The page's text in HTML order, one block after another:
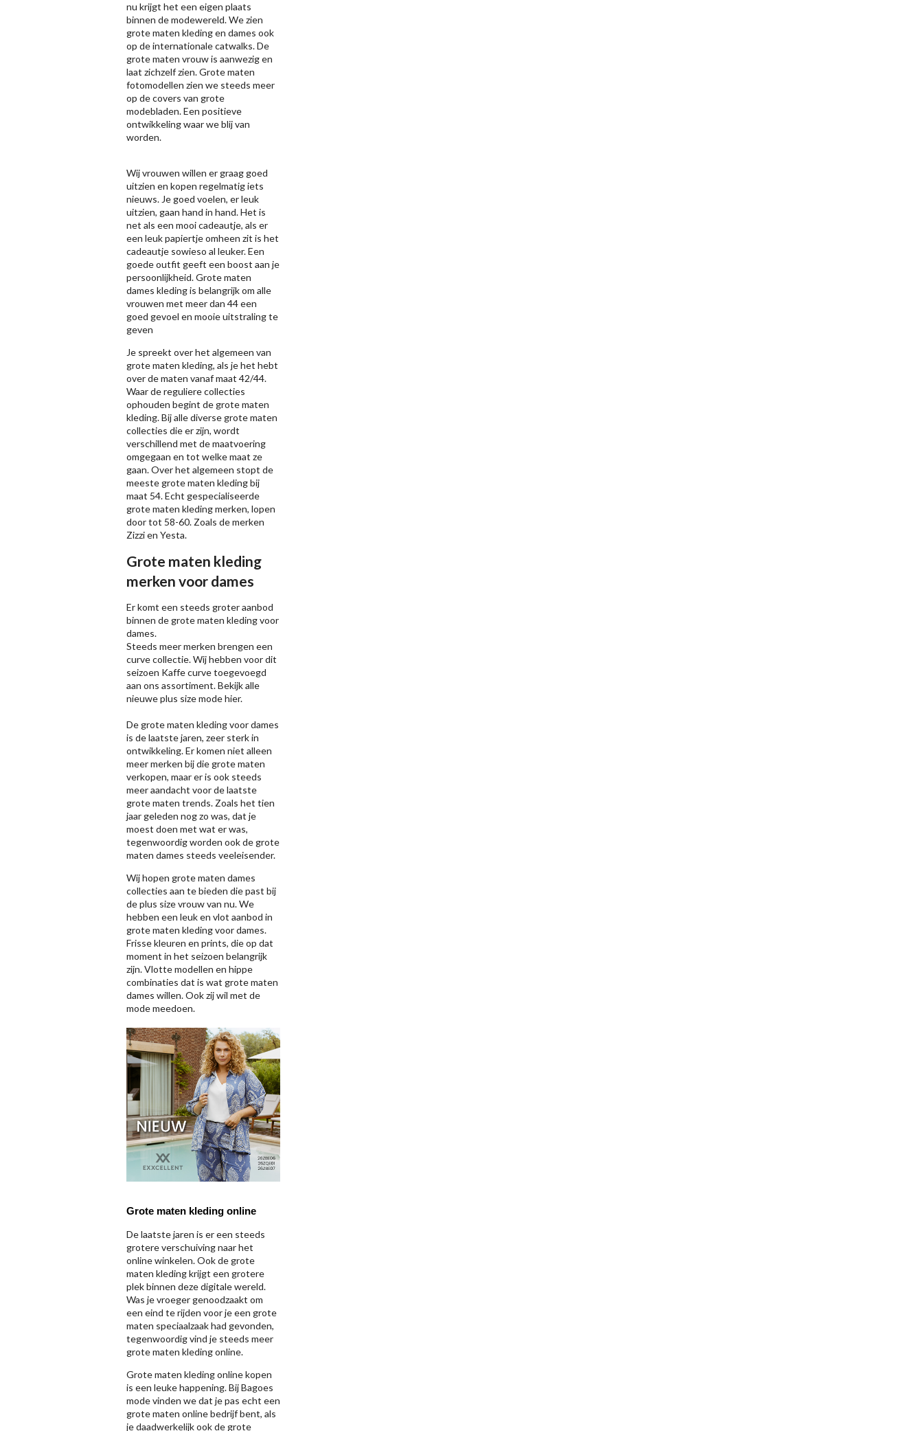
nu krijgt het een eigen plaats
binnen de modewereld. We zien
grote maten kleding en dames ook
op de internationale catwalks. De
grote maten vrouw is aanwezig en
laat zichzelf zien. Grote maten
fotomodellen zien we steeds meer
op de covers van grote
modebladen. Een positieve
ontwikkeling waar we blij van
worden.
Wij vrouwen willen er graag goed
uitzien en kopen regelmatig iets
nieuws. Je goed voelen, er leuk
uitzien, gaan hand in hand. Het is
net als een mooi cadeautje, als er
een leuk papiertje omheen zit is het
cadeautje sowieso al leuker. Een
goede outfit geeft een boost aan je
persoonlijkheid. Grote maten
dames kleding is belangrijk om alle
vrouwen met meer dan 44 een
goed gevoel en mooie uitstraling te
geven
Je spreekt over het algemeen van
grote maten kleding, als je het hebt
over de maten vanaf maat 42/44.
Waar de reguliere collecties
ophouden begint de grote maten
kleding. Bij alle diverse grote maten
collecties die er zijn, wordt
verschillend met de maatvoering
omgegaan en tot welke maat ze
gaan. Over het algemeen stopt de
meeste grote maten kleding bij
maat 54. Echt gespecialiseerde
grote maten kleding merken, lopen
door tot 58-60. Zoals de merken
Zizzien Yesta.
Grote maten kleding
merken voor dames
Er komt een steeds groter aanbod
binnen de grote maten kleding voor
dames.
Steeds meer merken brengen een
curve collectie. Wij hebben voor dit
seizoen Kaffecurve toegevoegd
aan ons assortiment. Bekijk alle
nieuweplus size modehier.
De grote maten kleding voor dames
is de laatste jaren, zeer sterk in
ontwikkeling. Er komen niet alleen
meer merken bij die grote maten
verkopen, maar er is ook steeds
meer aandacht voor de laatste
grote maten trends. Zoals het tien
jaar geleden nog zo was, dat je
moest doen met wat er was,
tegenwoordig worden ook de grote
maten dames steeds veeleisender.
Wij hopen grote maten dames
collecties aan te bieden die past bij
de plus size vrouw van nu. We
hebben een leuk en vlot aanbod in
grote maten kleding voor dames.
Frisse kleuren en prints, die op dat
moment in het seizoen belangrijk
zijn. Vlotte modellen en hippe
combinaties dat is wat grote maten
dames willen. Ook zij wil met de
mode meedoen.
Grote maten kleding online
De laatste jaren is er een steeds
grotere verschuiving naar het
online winkelen. Ook de grote
maten kleding krijgt een grotere
plek binnen deze digitale wereld.
Was je vroeger genoodzaakt om
een eind te rijden voor je een grote
maten speciaalzaak had gevonden,
tegenwoordig vind je steeds meer
grote maten kleding online.
Grote maten kleding online kopen
is een leuke happening. Bij Bagoes
mode vinden we dat je pas echt een
grote maten online bedrijf bent, als
je daadwerkelijk ook de grote